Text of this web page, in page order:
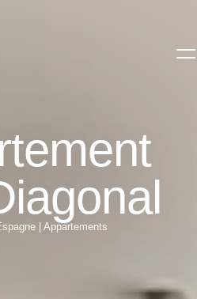
Appartements